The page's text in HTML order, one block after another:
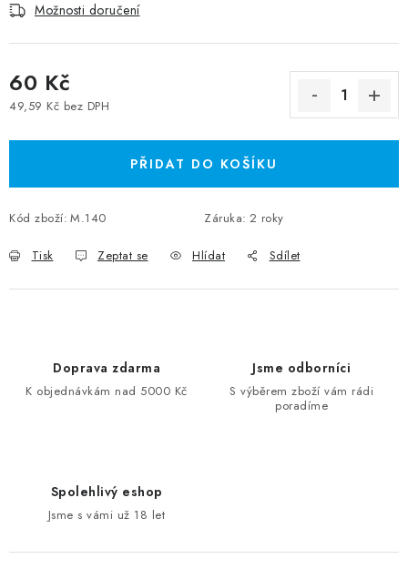
Možnosti doručení
60 Kč
49,59 Kč bez DPH
PŘIDAT DO KOŠÍKU
Kód zboží: M.140 Záruka: 2 roky
Tisk Zeptat se Hlídat Sdílet
Doprava zdarma
K objednávkám nad 5000 Kč
Jsme odborníci
S výběrem zboží vám rádi
poradíme
Spolehlivý eshop
Jsme s vámi už 18 let